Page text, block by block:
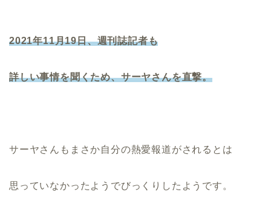
2021年11月19日、週刊誌記者も
詳しい事情を聞くため、サーヤさんを直撃。
サーヤさんもまさか自分の熱愛報道がされるとは
思っていなかったようでびっくりしたようです。